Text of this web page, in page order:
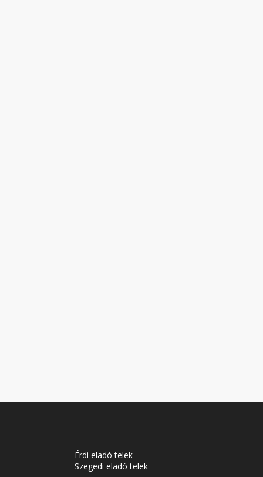
Érdi eladó telek
Szegedi eladó telek